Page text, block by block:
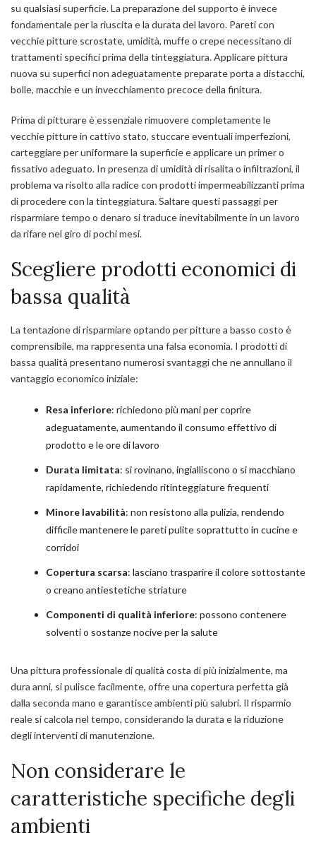
su qualsiasi superficie. La preparazione del supporto è invece
fondamentale per la riuscita e la durata del lavoro. Pareti con
vecchie pitture scrostate, umidità, muffe o crepe necessitano di
trattamenti specifici prima della tinteggiatura. Applicare pittura
nuova su superfici non adeguatamente preparate porta a distacchi,
bolle, macchie e un invecchiamento precoce della finitura.
Prima di pitturare è essenziale rimuovere completamente le
vecchie pitture in cattivo stato, stuccare eventuali imperfezioni,
carteggiare per uniformare la superficie e applicare un primer o
fissativo adeguato. In presenza di umidità di risalita o infiltrazioni, il
problema va risolto alla radice con prodotti impermeabilizzanti prima
di procedere con la tinteggiatura. Saltare questi passaggi per
risparmiare tempo o denaro si traduce inevitabilmente in un lavoro
da rifare nel giro di pochi mesi.
Scegliere prodotti economici di
bassa qualità
La tentazione di risparmiare optando per pitture a basso costo è
comprensibile, ma rappresenta una falsa economia. I prodotti di
bassa qualità presentano numerosi svantaggi che ne annullano il
vantaggio economico iniziale:
Resa inferiore: richiedono più mani per coprire
adeguatamente, aumentando il consumo effettivo di
prodotto e le ore di lavoro
Durata limitata: si rovinano, ingialliscono o si macchiano
rapidamente, richiedendo ritinteggiature frequenti
Minore lavabilità: non resistono alla pulizia, rendendo
difficile mantenere le pareti pulite soprattutto in cucine e
corridoi
Copertura scarsa: lasciano trasparire il colore sottostante
o creano antiestetiche striature
Componenti di qualità inferiore: possono contenere
solventi o sostanze nocive per la salute
Una pittura professionale di qualità costa di più inizialmente, ma
dura anni, si pulisce facilmente, offre una copertura perfetta già
dalla seconda mano e garantisce ambienti più salubri. Il risparmio
reale si calcola nel tempo, considerando la durata e la riduzione
degli interventi di manutenzione.
Non considerare le
caratteristiche specifiche degli
ambienti